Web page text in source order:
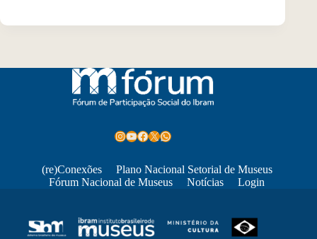
Instagram
Youtube
Facebook
X WhatsApp
(re)Conexões
Plano Nacional Setorial de Museus
Fórum Nacional de Museus
Notícias Login